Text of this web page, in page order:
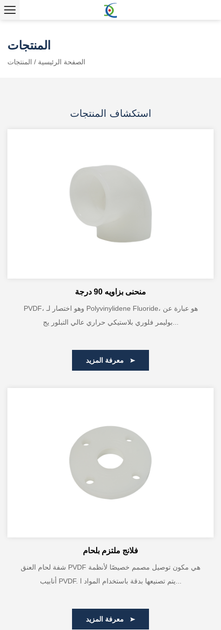
المنتجات
الصفحة الرئيسية / المنتجات
استكشاف المنتجات
منحنى بزاويه 90 درجة
PVDF، وهو اختصار لـ Polyvinylidene Fluoride، هو عبارة عن
فلانج ملتزم بلحام
شفة لحام العنق PVDF هي مكون توصيل مصمم خصيصًا لأنظمة